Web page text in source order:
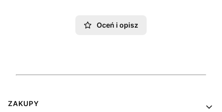
Oceń i opisz
Linki w stopce
ZAKUPY